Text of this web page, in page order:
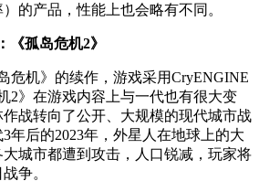
的产品，性能上也会略有不同。
《孤岛危机2》
危机》的续作，游戏采用CryENGINE
2》在游戏内容上与一代也有很大变
战转向了公开、大规模的现代城市战
年后的2023年，外星人在地球上的大
城市都遭到攻击，人口锐减，玩家将
争。